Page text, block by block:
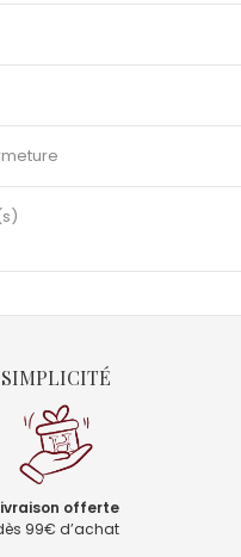
SIMPLICITÉ
offerte
99€ d’achat